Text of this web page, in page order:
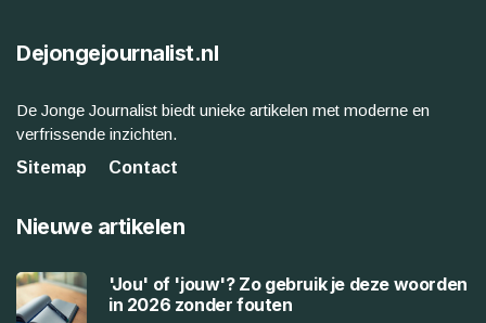
Dejongejournalist.nl
De Jonge Journalist biedt unieke artikelen met moderne en
verfrissende inzichten.
Sitemap
Contact
Nieuwe artikelen
'Jou' of 'jouw'? Zo gebruik je deze woorden
in 2026 zonder fouten